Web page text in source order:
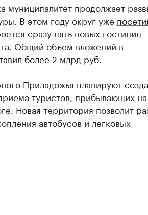
муниципалитет продолжает
В этом году округ уже
сразу пять новых гостиниц
Общий объем вложений в
более 2 млрд руб.
Приладожья планируют
туристов, прибывающих на
Новая территория позволит
автобусов и легковых